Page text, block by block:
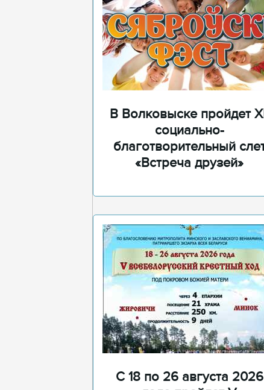
В Волковыске пройдет
социально-
благотворительный
«Встреча друзей»
С 18 по 26 августа 2026